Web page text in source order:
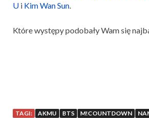
U i Kim Wan Sun.
Które występy podobały Wam się
TAGI: AKMU BTS M!COUNTDOWN